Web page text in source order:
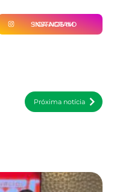
SIGA-NOS NO INSTAGRAM
Próxima notícia